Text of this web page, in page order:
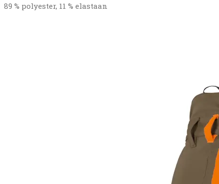
89 % polyester, 11 % elastaan